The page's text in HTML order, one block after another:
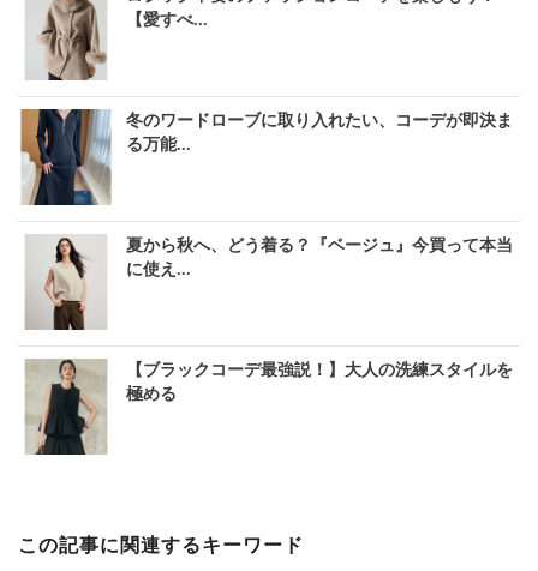
【愛すべ...
冬のワードローブに取り入れたい、コーデが即決ま
る万能...
夏から秋へ、どう着る？『ベージュ』今買って本当
に使え...
【ブラックコーデ最強説！】大人の洗練スタイルを
極める
この記事に関連するキーワード